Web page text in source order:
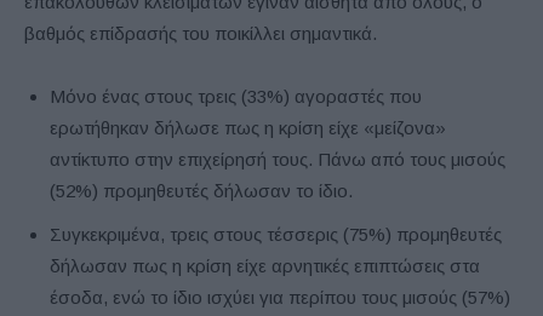
βαθμός επίδρασής του ποικίλλει σημαντικά.
Μόνο ένας στους τρεις (33%) αγοραστές που
ερωτήθηκαν δήλωσε πως η κρίση είχε «μείζονα»
αντίκτυπο στην επιχείρησή τους. Πάνω από τους μισούς
(52%) προμηθευτές δήλωσαν το ίδιο.
Συγκεκριμένα, τρεις στους τέσσερις (75%) προμηθευτές
δήλωσαν πως η κρίση είχε αρνητικές επιπτώσεις στα
έσοδα, ενώ το ίδιο ισχύει για περίπου τους μισούς (57%)